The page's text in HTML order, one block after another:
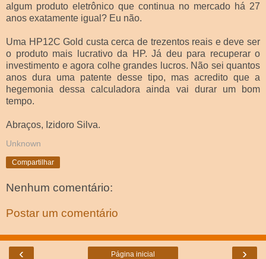
algum produto eletrônico que continua no mercado há 27
anos exatamente igual? Eu não.
Uma HP12C Gold custa cerca de trezentos reais e deve ser
o produto mais lucrativo da HP. Já deu para recuperar o
investimento e agora colhe grandes lucros. Não sei quantos
anos dura uma patente desse tipo, mas acredito que a
hegemonia dessa calculadora ainda vai durar um bom
tempo.
Abraços, Izidoro Silva.
Unknown
Compartilhar
Nenhum comentário:
Postar um comentário
‹ ›
Página inicial